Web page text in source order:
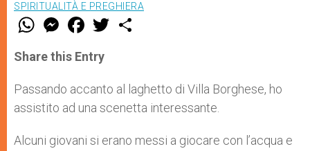
SPIRITUALITÀ E PREGHIERA
W
t
s
p
p
M
e
s
e
g
e
r
F
a
e
b
o
k
w
r
Share this Entry
Passando accanto al laghetto di Villa Borghese, ho
assistito ad una scenetta interessante.
Alcuni giovani si erano messi a giocare con l’acqua e